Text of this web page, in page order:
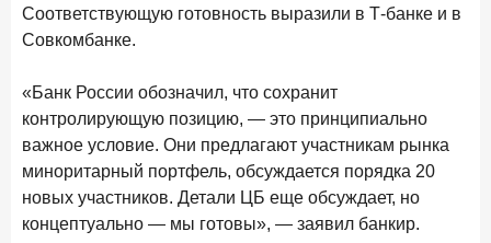
3 июля 2026 года
25 июня 2026 года ИССЛЕДОВАНИЕ
Ипотека в России: итоги мая 2026 года в цифрах
22 июня 2026 года
«Честность — индустриальный стандарт»: как банки
завоевывают лояльность private-клиентов
Соответствующую готовность выразили в Т-банке и в
Совкомбанке.
«Банк России обозначил, что сохранит
контролирующую позицию, — это принципиально
важное условие. Они предлагают участникам рынка
миноритарный портфель, обсуждается порядка 20
новых участников. Детали ЦБ еще обсуждает, но
концептуально — мы готовы», — заявил банкир.